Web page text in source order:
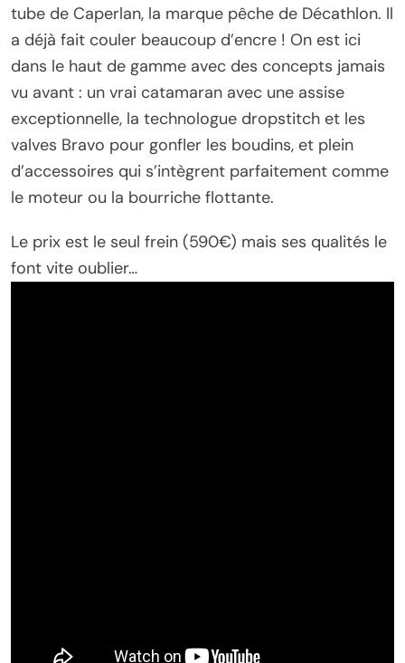
tube de Caperlan, la marque pêche de Décathlon. Il
a déjà fait couler beaucoup d’encre ! On est ici
dans le haut de gamme avec des concepts jamais
vu avant : un vrai catamaran avec une assise
exceptionnelle, la technologue dropstitch et les
valves Bravo pour gonfler les boudins, et plein
d’accessoires qui s’intègrent parfaitement comme
le moteur ou la bourriche flottante.
Le prix est le seul frein (590€) mais ses qualités le
font vite oublier…